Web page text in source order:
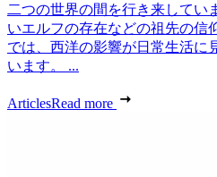
二つの世界の間を行き来してい
いエルフの存在などの祖先の信
では、西洋の影響が日常生活に
います。 ...
ArticlesRead more